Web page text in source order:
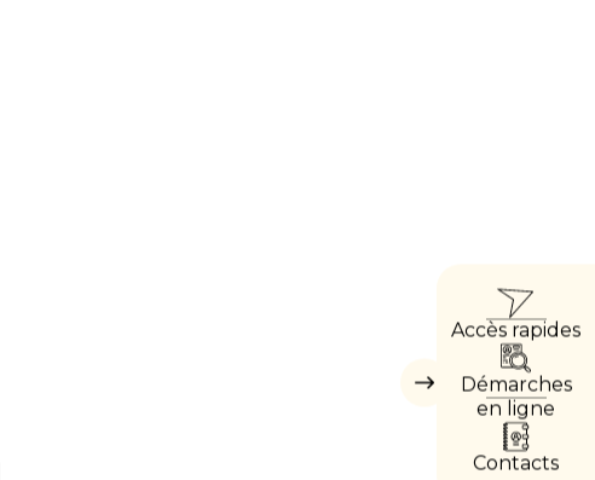
Masquer
Accès rapides
Démarches
en ligne
Contacts